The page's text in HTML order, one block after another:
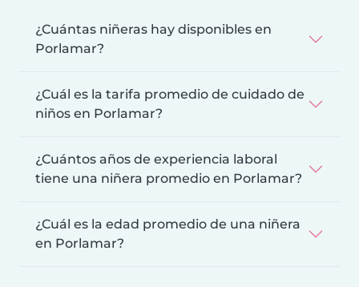
¿Cuántas niñeras hay disponibles en
Porlamar?
¿Cuál es la tarifa promedio de cuidado de
niños en Porlamar?
¿Cuántos años de experiencia laboral
tiene una niñera promedio en Porlamar?
¿Cuál es la edad promedio de una niñera
en Porlamar?